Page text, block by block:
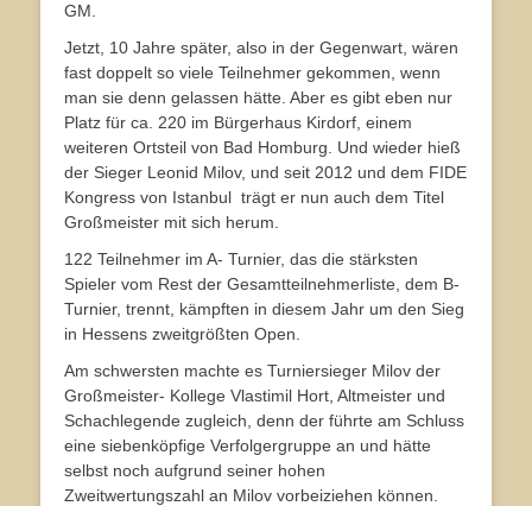
GM.
Jetzt, 10 Jahre später, also in der Gegenwart, wären
fast doppelt so viele Teilnehmer gekommen, wenn
man sie denn gelassen hätte. Aber es gibt eben nur
Platz für ca. 220 im Bürgerhaus Kirdorf, einem
weiteren Ortsteil von Bad Homburg. Und wieder hieß
der Sieger Leonid Milov, und seit 2012 und dem FIDE
Kongress von Istanbul trägt er nun auch dem Titel
Großmeister mit sich herum.
122 Teilnehmer im A- Turnier, das die stärksten
Spieler vom Rest der Gesamtteilnehmerliste, dem B-
Turnier, trennt, kämpften in diesem Jahr um den Sieg
in Hessens zweitgrößten Open.
Am schwersten machte es Turniersieger Milov der
Großmeister- Kollege Vlastimil Hort, Altmeister und
Schachlegende zugleich, denn der führte am Schluss
eine siebenköpfige Verfolgergruppe an und hätte
selbst noch aufgrund seiner hohen
Zweitwertungszahl an Milov vorbeiziehen können.